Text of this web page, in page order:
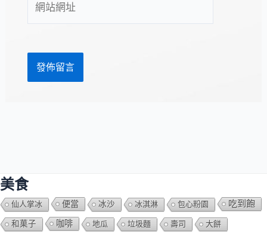
地
站
美食
仙人掌冰 便當 冰沙 冰淇淋 包心粉園 吃到飽
和菓子 咖啡 地瓜 垃圾麵 壽司 大餅